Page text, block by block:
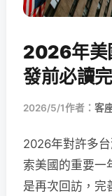
2026年美
發前必讀
2026/5/1作者： 客
2026年對許多
索美國的重要一
是再次回訪，完